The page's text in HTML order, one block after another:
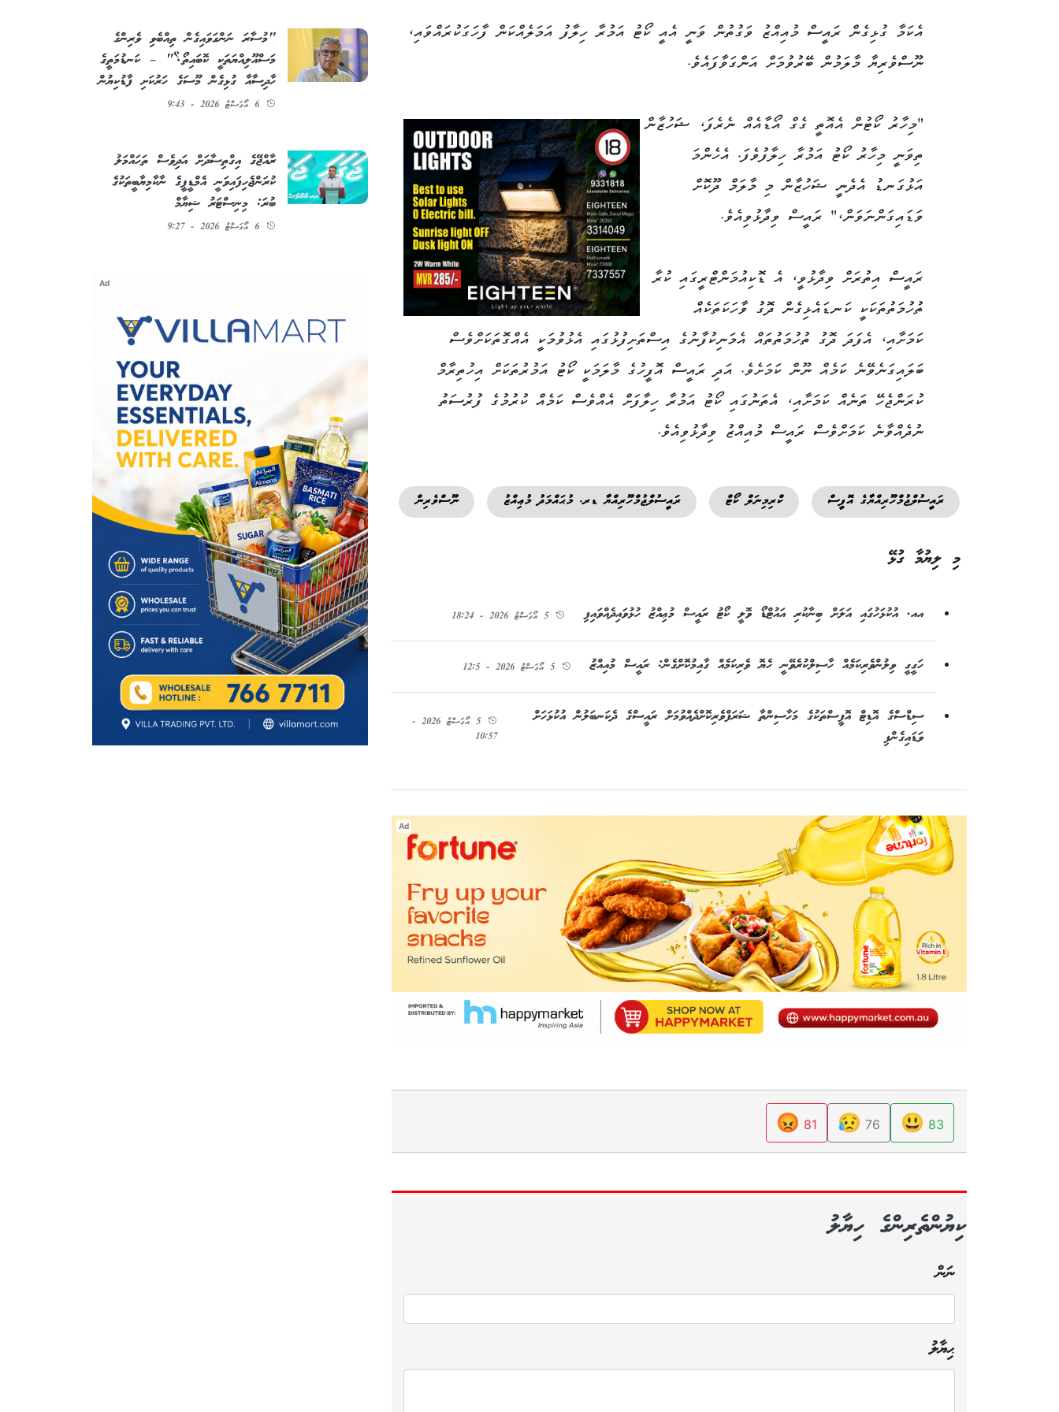
އެކަމާ ގުޅިގެން ރައީސް މުއިއްޒު ވަގުތުން ވަނީ އެއީ ކޯޓު އަމުރާ ހިލާފު އަމަލެއްކަން ފާހަގަކުރައްވައި،
ނޫސްވެރިޔާ މާލަމުން ބޭރުވުމަށް އަންގަވާފައެވެ.
"މިހާރު ކޯޓުން އެއޮތީ ގެގް އޯޑާއެއް ނެރެފަ، ޝަހުޒާން
ތިވަނީ މިހާރު ކޯޓު އަމުރާ ހިލާފުވެފަ. އެހެންމަ
އަޅުގަނޑު އެދެނީ ޝަހުޒާން މި މާލަމް ދޫކޮށް
ވަޑައިގަންނަވަން،" ރައީސް ވިދާޅުވިއެވެ.
ރައީސް އިތުރަށް ވިދާޅުވީ، އެ ޑޮކިއުމަންޓްރީގައި ކުރާ
ތުހުމަތުތަކަކީ ކަނޑައެޅިގެން ދޮގު ވާހަކަތަކެއް
ކަމަށާއި، އެފަދަ ދޮގު ތުހުމަތުތައް އެމަނިކުފާނުގެ އިސްތަށިފުޅުގައި އެޅުވުމަކީ އެއްގޮތަކަށްވެސް
ބަލައިގަނެވޭނެ ކަމެއް ނޫން ކަމަށެވެ. އަދި ރައީސް އޮފީހުގެ މާލަމަކީ ކޯޓު އަމުރުތަކަށް އިހުތިރާމް
ކުރަންޖެހޭ ތަނެއް ކަމަށާއި، އެތަނުގައި ކޯޓު އަމުރާ ހިލާފަށް އެއްވެސް ކަމެއް ކުރުމުގެ ފުރުސަތު
ނުދެއްވާނެ ކަމަށްވެސް ރައީސް މުއިއްޒު ވިދާޅުވިއެވެ.
ރައީސުލްޖުމްހޫރިއްޔާގެ އޮފީސް ކްރިމިނަލް ކޯޓް ރައީސުލްޖުމްހޫރިއްޔާ ޑރ. މުޙައްމަދު މުޢިއްޒު ނޫސްވެރިން
މި ލިޔުމާ ގުޅޭ
އއ. އުކުޅަހުގައި އަލަށް ބިނާކުރި އައުޓްޑޯ ވޮލީ ކޯޓު ރައީސް މުޢިއްޒު ހުޅުވައިދެއްވައިފި 5 އޯގަސްޓު 2026 - 18:24
ހަގީގީ ވިލުންވެރިކަމެއް ހާސިލްކުރެވޭނީ ހެޔޮ ވެރިކަމެއް ގާއިމުކޮށްގެން: ރައީސް މުއިއްޒު 5 އޯގަސްޓު 2026 - 12:5
ސިޑްސްގެ އޮޑިޓް އޮފީސްތަކުގެ މަހާސިންތާ ޝަރަފްވެރިކޮށްދެއްވުމަށް ރައީސްގެ ދެކަނބަލުން އުކުޅަހަށް
ވަޑައިގެންފި
5 އޯގަސްޓު 2026 -
10:57
Ad
83
😃
76
😥
81
😡
ކިޔުންތެރިންގެ ހިޔާލު
ނަން
ޙިޔާލު
"މުސާރަ ނަންގަވައިގެން ތިއްބެވި ވެރިންގެ
މަސްއޫލިއްޔަތަކީ ކޮބައިތޯ؟" – ކަނޑުމަތީގެ
ހާދިސާއާ ގުޅިގެން މޫސަގެ ހަރުކަށި ފާޑުކިޔުން
6 އޯގަސްޓު 2026 - 9:43
ރާއްޖޭގެ އިގްތިސާދަށް އަދިވެސް ތަހައްމަލު
ކުރަންޖެހިފައިވަނީ އެމްޑީޕީގެ ނާކާމިޔާބީތަކުގެ
ބުރަ: މިނިސްޓަރު ޝިޔާމް
6 އޯގަސްޓު 2026 - 9:27
Ad